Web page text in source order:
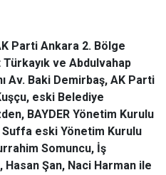
Parti Ankara 2. Bölge
ve Abdulvahap
Av. Baki Demirbaş, AK Parti
eski Belediye
BAYDER Yönetim Kurulu
Suffa eski Yönetim Kurulu
Somuncu, İş
Hasan Şan, Naci Harman ile